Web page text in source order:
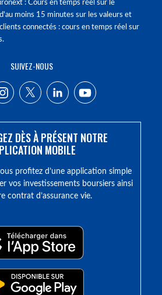
: Cours en temps réel sur le
moins 15 minutes sur les valeurs et
connectés : cours en temps réel sur
SUIVEZ-NOUS
DÈS À PRÉSENT NOTRE
MOBILE
profitez d’une application simple
vos investissements boursiers ainsi
contrat d’assurance vie.